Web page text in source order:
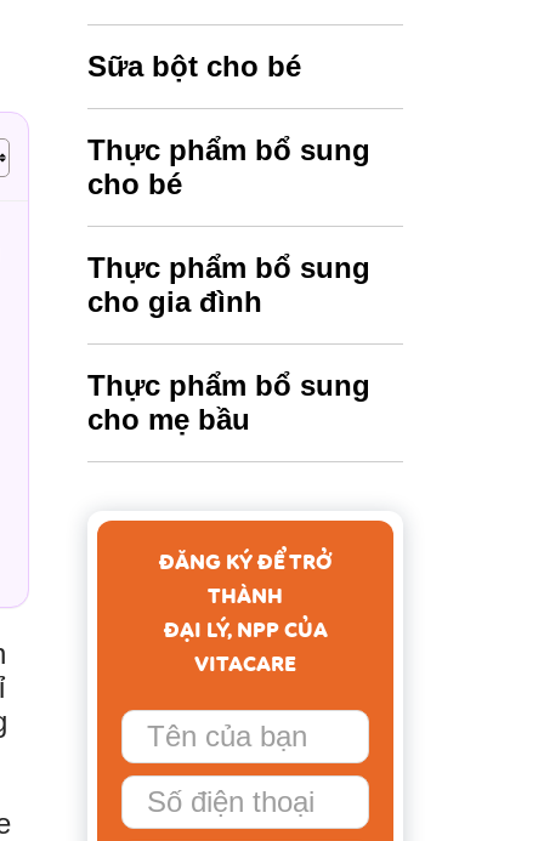
Sữa bột cho bé
Thực phẩm bổ sung
cho bé
Thực phẩm bổ sung
cho gia đình
Thực phẩm bổ sung
cho mẹ bầu
ĐĂNG KÝ ĐỂ TRỞ
THÀNH
ĐẠI LÝ, NPP CỦA
VITACARE